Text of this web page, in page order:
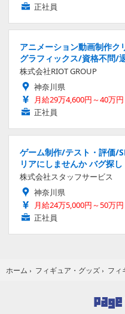
正社員
アニメーション動画制作
グラフィックス/資格不問/
株式会社RIOT GROUP
神奈川県
月給29万4,600円～40万円
正社員
ゲーム制作/テスト・評価/
リアにしませんか バグ探し
株式会社スタッフサービス
神奈川県
月給24万5,000円～50万円
正社員
ホーム › フィギュア・グッズ › フィ